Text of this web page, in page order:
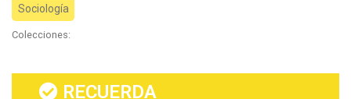
Sociología
Colecciones:
RECUERDA